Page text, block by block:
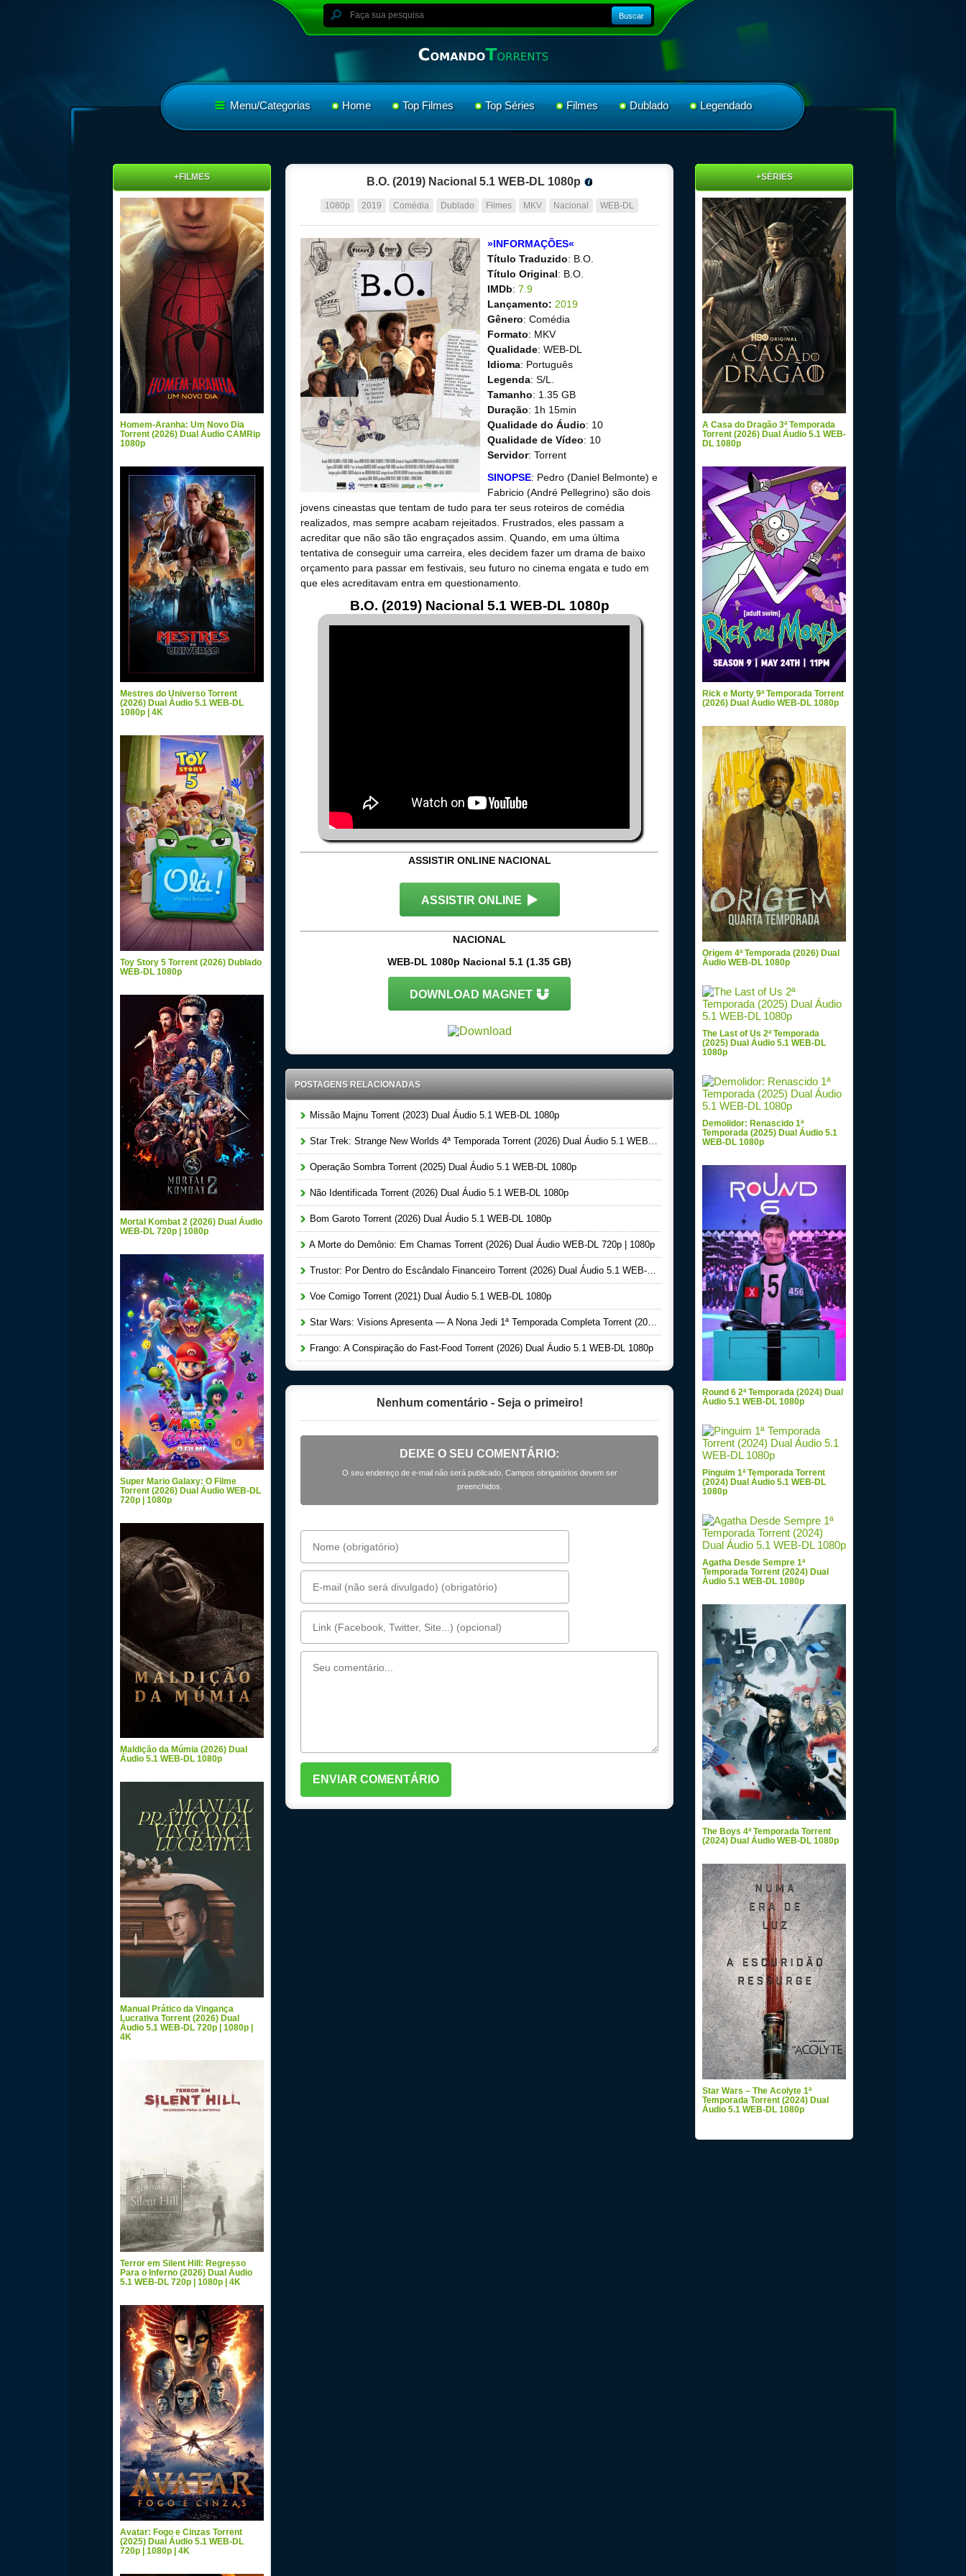
Buscar
Menu/Categorias Home Top Filmes Top Séries Filmes Dublado Legendado
B.O. (2019) Nacional 5.1 WEB-DL 1080p
1080p 2019 Comédia Dublado Filmes MKV Nacional WEB-DL
»INFORMAÇÕES«
Título Traduzido: B.O.
Título Original: B.O.
IMDb: 7.9
Lançamento: 2019
Gênero: Comédia
Formato: MKV
Qualidade: WEB-DL
Idioma: Português
Legenda: S/L.
Tamanho: 1.35 GB
Duração: 1h 15min
Qualidade do Áudio: 10
Qualidade de Vídeo: 10
Servidor: Torrent
SINOPSE: Pedro (Daniel Belmonte) e
Fabricio (André Pellegrino) são dois
jovens cineastas que tentam de tudo para ter seus roteiros de comédia
realizados, mas sempre acabam rejeitados. Frustrados, eles passam a
acreditar que não são tão engraçados assim. Quando, em uma última
tentativa de conseguir uma carreira, eles decidem fazer um drama de baixo
orçamento para passar em festivais, seu futuro no cinema engata e tudo em
que eles acreditavam entra em questionamento.
B.O. (2019) Nacional 5.1 WEB-DL 1080p
ASSISTIR ONLINE NACIONAL
ASSISTIR ONLINE
NACIONAL
WEB-DL 1080p Nacional 5.1 (1.35 GB)
DOWNLOAD MAGNET
POSTAGENS RELACIONADAS
Missão Majnu Torrent (2023) Dual Áudio 5.1 WEB-DL 1080p
Star Trek: Strange New Worlds 4ª Temporada Torrent (2026) Dual Áudio 5.1 WEB-DL 1080p
Operação Sombra Torrent (2025) Dual Áudio 5.1 WEB-DL 1080p
Não Identificada Torrent (2026) Dual Áudio 5.1 WEB-DL 1080p
Bom Garoto Torrent (2026) Dual Áudio 5.1 WEB-DL 1080p
A Morte do Demônio: Em Chamas Torrent (2026) Dual Áudio WEB-DL 720p | 1080p
Trustor: Por Dentro do Escândalo Financeiro Torrent (2026) Dual Áudio 5.1 WEB-DL 1080p
Voe Comigo Torrent (2021) Dual Áudio 5.1 WEB-DL 1080p
Star Wars: Visions Apresenta — A Nona Jedi 1ª Temporada Completa Torrent (2026) Dual Áudio 5.1 WEB-DL 1080p
Frango: A Conspiração do Fast-Food Torrent (2026) Dual Áudio 5.1 WEB-DL 1080p
Nenhum comentário - Seja o primeiro!
DEIXE O SEU COMENTÁRIO:
O seu endereço de e-mail não será publicado. Campos obrigatórios devem ser
preenchidos.
+FILMES
Homem-Aranha: Um Novo Dia
Torrent (2026) Dual Áudio CAMRip
1080p
Mestres do Universo Torrent
(2026) Dual Áudio 5.1 WEB-DL
1080p | 4K
Toy Story 5 Torrent (2026) Dublado
WEB-DL 1080p
Mortal Kombat 2 (2026) Dual Áudio
WEB-DL 720p | 1080p
Super Mario Galaxy: O Filme
Torrent (2026) Dual Áudio WEB-DL
720p | 1080p
Maldição da Múmia (2026) Dual
Áudio 5.1 WEB-DL 1080p
Manual Prático da Vingança
Lucrativa Torrent (2026) Dual
Áudio 5.1 WEB-DL 720p | 1080p |
4K
Terror em Silent Hill: Regresso
Para o Inferno (2026) Dual Áudio
5.1 WEB-DL 720p | 1080p | 4K
Avatar: Fogo e Cinzas Torrent
(2025) Dual Áudio 5.1 WEB-DL
720p | 1080p | 4K
+SÉRIES
A Casa do Dragão 3ª Temporada
Torrent (2026) Dual Áudio 5.1 WEB-
DL 1080p
Rick e Morty 9ª Temporada Torrent
(2026) Dual Áudio WEB-DL 1080p
Origem 4ª Temporada (2026) Dual
Áudio WEB-DL 1080p
The Last of Us 2ª Temporada
(2025) Dual Áudio 5.1 WEB-DL
1080p
Demolidor: Renascido 1ª
Temporada (2025) Dual Áudio 5.1
WEB-DL 1080p
Round 6 2ª Temporada (2024) Dual
Áudio 5.1 WEB-DL 1080p
Pinguim 1ª Temporada Torrent
(2024) Dual Áudio 5.1 WEB-DL
1080p
Agatha Desde Sempre 1ª
Temporada Torrent (2024) Dual
Áudio 5.1 WEB-DL 1080p
The Boys 4ª Temporada Torrent
(2024) Dual Áudio WEB-DL 1080p
Star Wars – The Acolyte 1ª
Temporada Torrent (2024) Dual
Áudio 5.1 WEB-DL 1080p